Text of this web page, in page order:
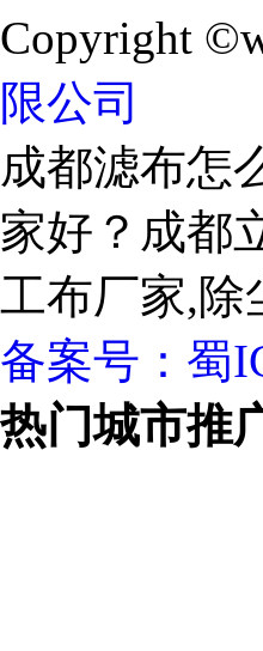
Copyright
限公司
成都滤布怎
家好？成都
工布厂家,除
备案号： 蜀
热门城市推